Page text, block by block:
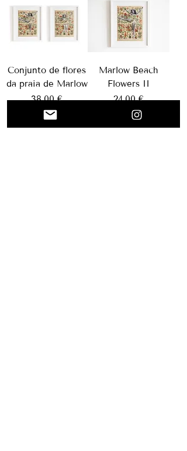
Conjunto de flores
da praia de Marlow
Preço
38,00 €
Marlow Beach
Flowers II
Preço
24,00 €